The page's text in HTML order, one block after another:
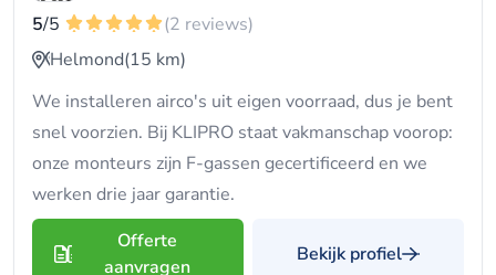
5/5
(2 reviews)
Helmond(15 km)
We installeren airco's uit eigen voorraad, dus je bent
snel voorzien. Bij KLIPRO staat vakmanschap voorop:
onze monteurs zijn F-gassen gecertificeerd en we
werken drie jaar garantie.
Offerte
aanvragen
Bekijk profiel